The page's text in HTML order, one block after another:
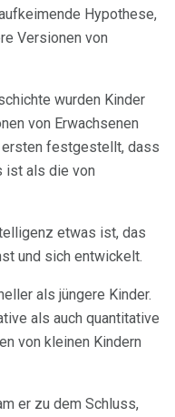
Hypothese,
Versionen von
wurden Kinder
von Erwachsenen
ersten festgestellt, dass
ist als die von
etwas ist, das
und sich entwickelt.
als jüngere Kinder.
als auch quantitative
von kleinen Kindern
er zu dem Schluss,